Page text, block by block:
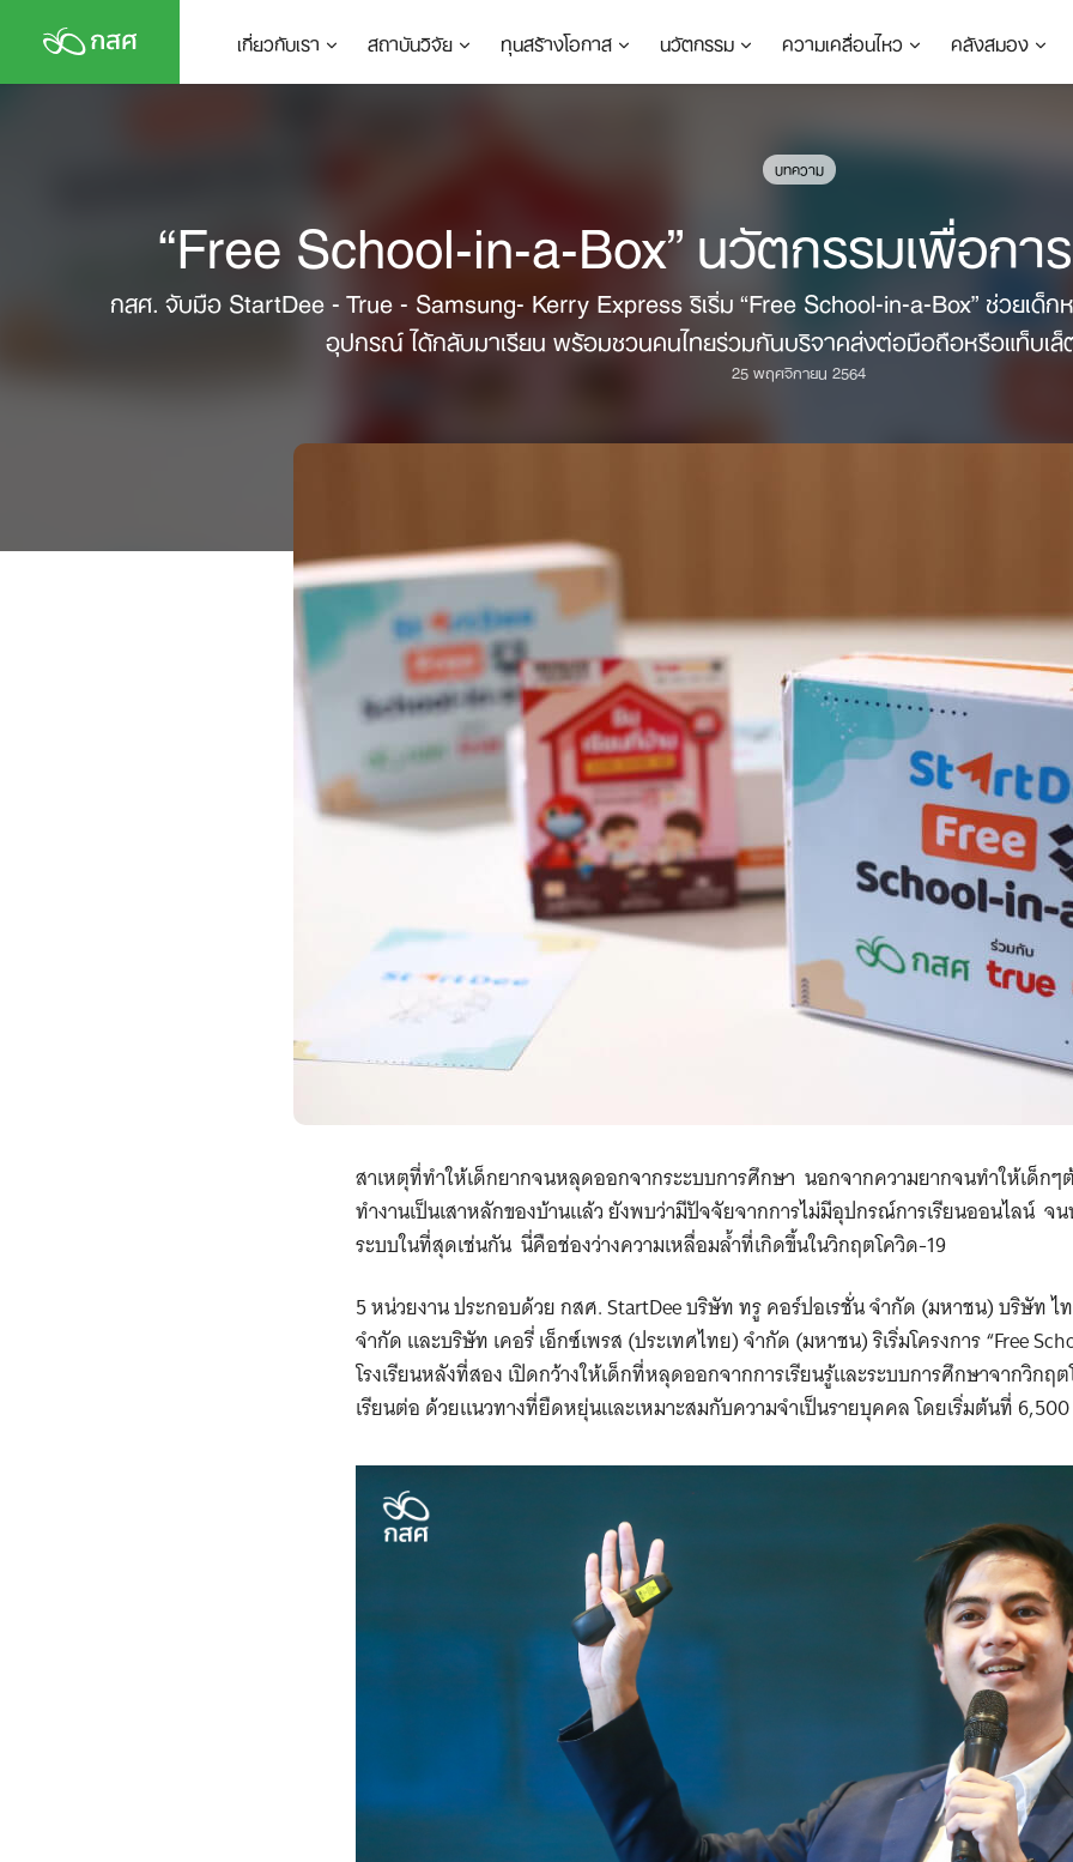
content
เกี่ยวกับเรา สถาบันวิจัย ทุนสร้างโอกาส นวัตกรรม ความเคลื่อนไหว คลังสมอง
บทความ
“Free School-in-a-Box” นวัตกรรมเพื่อกา
กสศ. จับมือ StartDee - True - Samsung- Kerry Express ริเริ่ม “Free School-in-a-Box” ช่วยเด็ก
อุปกรณ์ ได้กลับมาเรียน พร้อมชวนคนไทยร่วมกันบริจาคส่งต่อมือถือหรือแท็บเ
25 พฤศจิกายน 2564
สาเหตุที่ทำให้เด็กยากจนหลุดออกจากระะบบการศึกษา นอกจากความยากจนทำให้เด็กๆ
ทำงานเป็นเสาหลักของบ้านแล้ว ยังพบว่ามีปัจจัยจากการไม่มีอุปกรณ์การเรียนออนไลน์
ระบบในที่สุดเช่นกัน นี่คือช่องว่างความเหลื่อมล้ำที่เกิดขึ้นในวิกฤตโควิด-19
5 หน่วยงาน ประกอบด้วย กสศ. StartDee บริษัท ทรู คอร์ปอเรชั่น จำกัด (มหาชน) บริษัท ไ
จำกัด และบริษัท เคอรี่ เอ็กซ์เพรส (ประเทศไทย) จำกัด (มหาชน) ริเริ่มโครงการ “Free
โรงเรียนหลังที่สอง เปิดกว้างให้เด็กที่หลุดออกจากการเรียนรู้และระบบการศึกษาจากวิกฤ
เรียนต่อ ด้วยแนวทางที่ยืดหยุ่นและเหมาะสมกับความจำเป็นรายบุคคล โดยเริ่มต้นที่